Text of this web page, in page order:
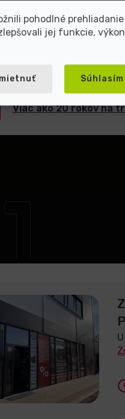
pohodlné prehliadanie
jej funkcie,
Súhlasím
s viac ako
Viac ako 20 rokov na